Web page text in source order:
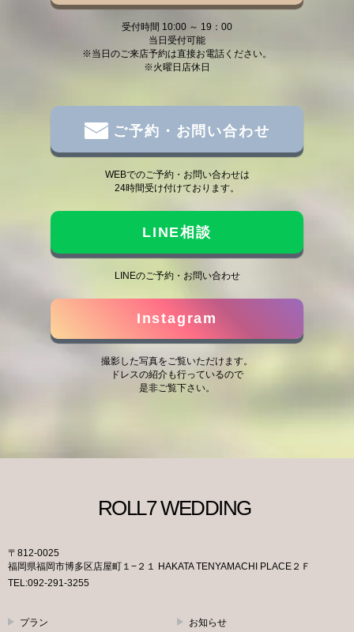
受付時間 10:00 ～ 19：00
当日受付可能
※当日のご来店予約は直接お電話ください。
※火曜日店休日
ご予約・お問い合わせ
WEBでのご予約・お問い合わせは
24時間受け付けております。
LINE相談
LINEのご予約・お問い合わせ
Instagram
撮影した写真をご覧いただけます。
ドレスの紹介も行っているので
是非ご覧下さい。
〒812-0025
福岡県福岡市博多区店屋町１−２１ HAKATA TENYAMACHI PLACE２Ｆ
TEL:092-291-3255
プラン お知らせ